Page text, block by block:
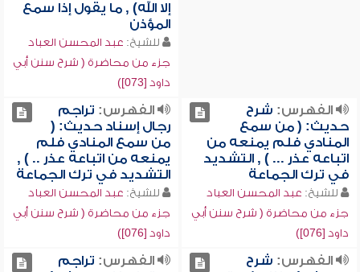
إلا الله) , ما يقول إذا سمع
المؤذن
للشيخ: عبد المحسن العباد
جزء من محاضرة ( شرح سنن أبي
داود [073])
الفهرس: شرح
حديث: ( من سمع
المنادي فلم يمنعه من
اتباعه عذر ... ) , التشديد
في ترك الجماعة
للشيخ: عبد المحسن العباد
جزء من محاضرة ( شرح سنن أبي
داود [076])
الفهرس: تراجم
رجال إسناد حديث: (
من سمع المنادي فلم
يمنعه من اتباعه عذر .. ) ,
التشديد في ترك الجماعة
للشيخ: عبد المحسن العباد
جزء من محاضرة ( شرح سنن أبي
داود [076])
الفهرس: شرح
الفهرس: تراجم